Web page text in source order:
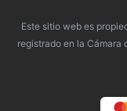
Este sitio web es
registrado en la Cámara